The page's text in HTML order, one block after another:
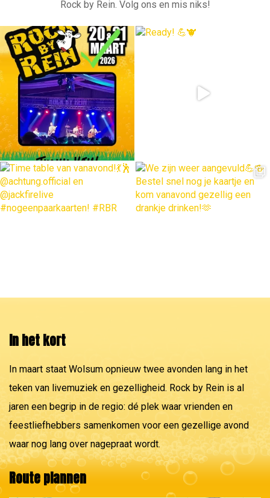
Rock by Rein. Volg ons en mis niks!
In het kort
In maart staat Wolsum opnieuw twee avonden lang in het
teken van livemuziek en gezelligheid. Rock by Rein is al
jaren een begrip in de regio: dé plek waar vrienden en
feestliefhebbers samenkomen voor een gezellige avond
waar nog lang over nagepraat wordt.
Route plannen